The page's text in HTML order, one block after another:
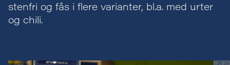
stenfri og fås i flere varianter, bl.a. med urter
og chili.